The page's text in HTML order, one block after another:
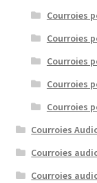
Courroies
Courroies
Courroies
Courroies
Courroies
Courroies
Courroies
Courroies